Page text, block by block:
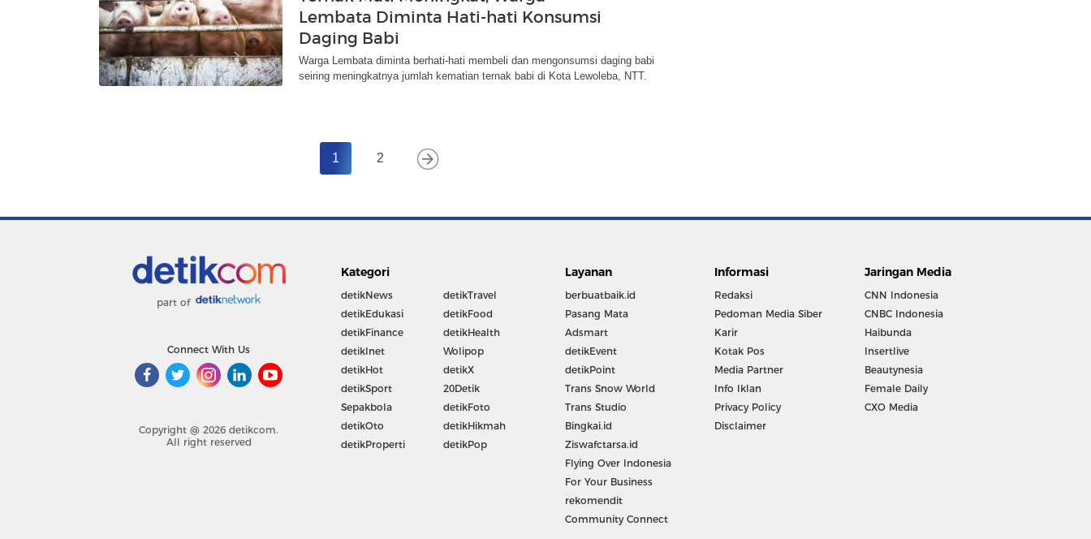
Lembata Diminta Hati-hati Konsumsi
Daging Babi
Warga Lembata diminta berhati-hati membeli dan mengonsumsi daging babi
seiring meningkatnya jumlah kematian ternak babi di Kota Lewoleba, NTT.
1 2
part of
Connect With Us
Copyright @ 2026 detikcom.
All right reserved
Kategori
detikNews
detikEdukasi
detikFinance
detikInet
detikHot
detikSport
Sepakbola
detikOto
detikProperti
detikTravel
detikFood
detikHealth
Wolipop
detikX
20Detik
detikFoto
detikHikmah
detikPop
Layanan
berbuatbaik.id
Pasang Mata
Adsmart
detikEvent
detikPoint
Trans Snow World
Trans Studio
Bingkai.id
Ziswafctarsa.id
Flying Over Indonesia
For Your Business
rekomendit
Community Connect
Informasi
Redaksi
Pedoman Media Siber
Karir
Kotak Pos
Media Partner
Info Iklan
Privacy Policy
Disclaimer
Jaringan Media
CNN Indonesia
CNBC Indonesia
Haibunda
Insertlive
Beautynesia
Female Daily
CXO Media